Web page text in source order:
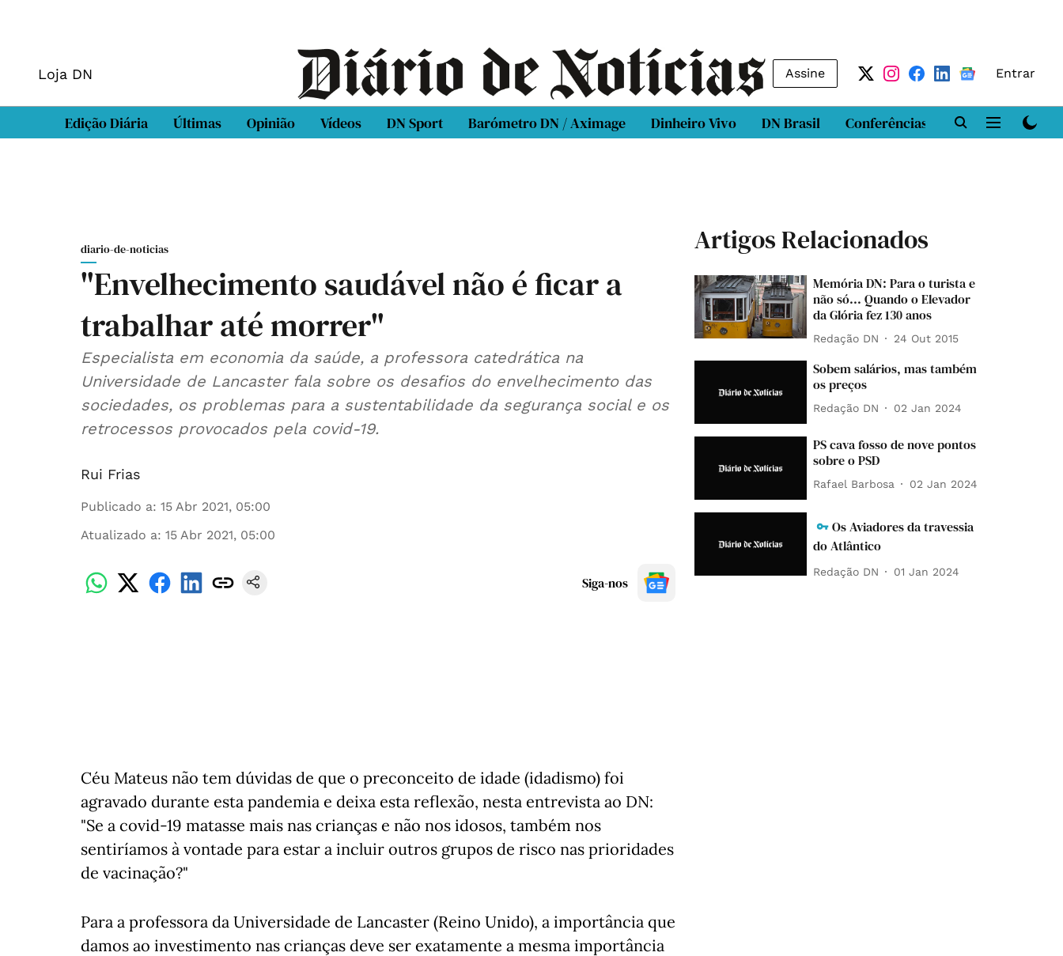
Loja DN Assine Entrar
Edição Diária Últimas Opinião Vídeos DN Sport Barómetro DN / Aximage Dinheiro Vivo DN Brasil Conferências DN LAB
diario-de-noticias
"Envelhecimento saudável não é ficar a
trabalhar até morrer"
Especialista em economia da saúde, a professora catedrática na
Universidade de Lancaster fala sobre os desafios do envelhecimento das
sociedades, os problemas para a sustentabilidade da segurança social e os
retrocessos provocados pela covid-19.
Rui Frias
Publicado a: 15 Abr 2021, 05:00
Atualizado a: 15 Abr 2021, 05:00
Siga-nos
Céu Mateus não tem dúvidas de que o preconceito de idade (idadismo) foi
agravado durante esta pandemia e deixa esta reflexão, nesta entrevista ao DN:
"Se a covid-19 matasse mais nas crianças e não nos idosos, também nos
sentiríamos à vontade para estar a incluir outros grupos de risco nas prioridades
de vacinação?"
Para a professora da Universidade de Lancaster (Reino Unido), a importância que
damos ao investimento nas crianças deve ser exatamente a mesma importância
Artigos Relacionados
Memória DN: Para o turista e
não só... Quando o Elevador
da Glória fez 130 anos
Redação DN 24 Out 2015
Sobem salários, mas também
os preços
Redação DN 02 Jan 2024
PS cava fosso de nove pontos
sobre o PSD
Rafael Barbosa 02 Jan 2024
Os Aviadores da travessia
do Atlântico
Redação DN 01 Jan 2024